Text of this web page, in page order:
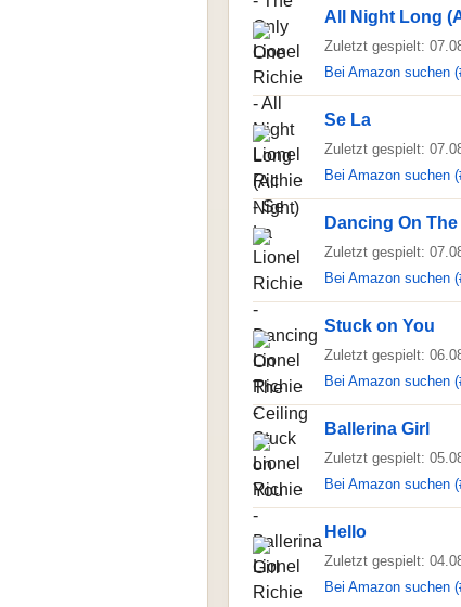
All Night Long
Zuletzt gespielt:
Bei Amazon suchen
Se La
Zuletzt gespielt:
Bei Amazon suchen
Dancing On
Zuletzt gespielt:
Bei Amazon suchen
Stuck on You
Zuletzt gespielt:
Bei Amazon suchen
Ballerina Girl
Zuletzt gespielt:
Bei Amazon suchen
Hello
Zuletzt gespielt:
Bei Amazon suchen